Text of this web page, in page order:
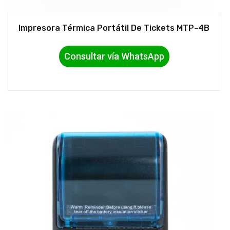
Impresora Térmica Portátil De Tickets MTP-4B
Consultar vía WhatsApp